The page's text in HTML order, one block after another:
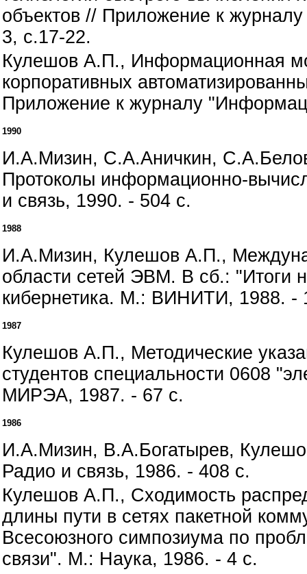
объектов // Приложение к
3, с.17-22.
Кулешов А.П., Информационная
корпоративных
Приложение к журналу
1990
И.А.Мизин, С.А.Аничкин,
Протоколы информационно-
и связь, 1990. - 504 с.
1988
И.А.Мизин, Кулешов А.П.,
области сетей ЭВМ. В сб.: "Итоги
кибернетика. М.: ВИНИТИ, 1988. -
1987
Кулешов А.П., Методические
студентов специальности 0608
МИРЭА, 1987. - 67 с.
1986
И.А.Мизин, В.А.Богатырев,
Радио и связь, 1986. - 408 с.
Кулешов А.П., Сходимость
длины пути в сетях пакетной
Всесоюзного симпозиума по
связи". М.: Наука, 1986. - 4 с.